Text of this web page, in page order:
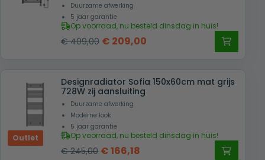
Duurzame afwerking
5 jaar garantie
Op voorraad, nu besteld dinsdag in huis!
€409,00 Oorspronkelijke
was:
€ 409,00.
€ 209,00
is:
€ 209,00.
Designradiator Sofia 150x60cm mat grijs
728W zij aansluiting
Duurzame afwerking
Moderne look
5 jaar garantie
Op voorraad, nu besteld dinsdag in huis!
€245,00 Oorspronkelijke
€166,18
Outlet